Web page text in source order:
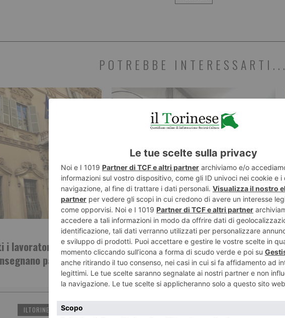
POTREBBE INTERESSARTI...
i lavoratori delle
pannolini”
6 AGOSTO 2026
Buongiorno Elly
ILTORINESE POST RECENTI